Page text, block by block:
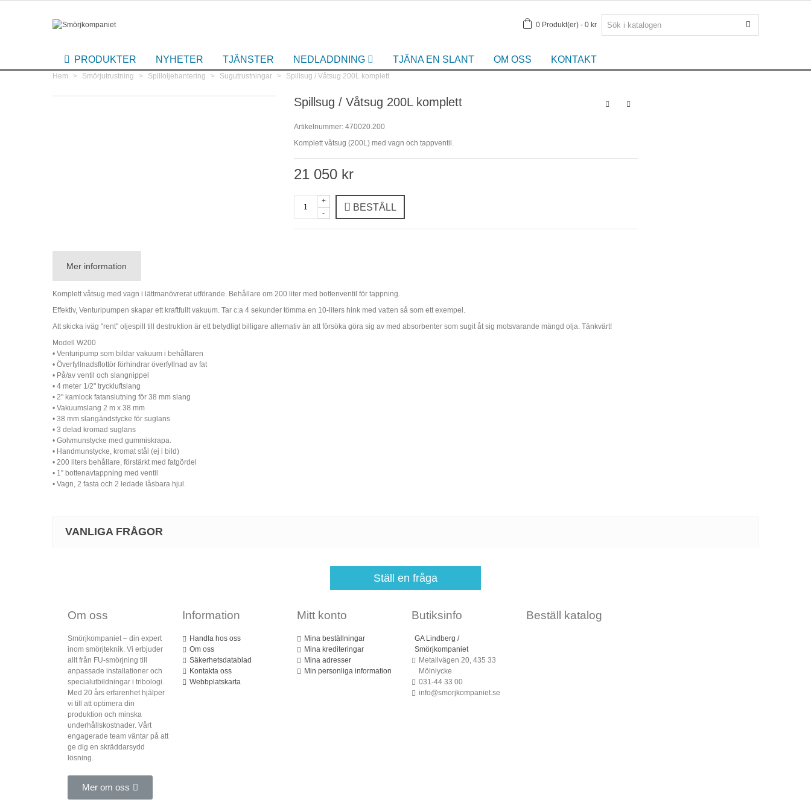
0 Produkt(er) - 0 kr
PRODUKTER NYHETER TJÄNSTER NEDLADDNING TJÄNA EN SLANT OM OSS KONTAKT
Hem > Smörjutrustning > Spilloljehantering > Sugutrustningar > Spillsug / Våtsug 200L komplett
Spillsug / Våtsug 200L komplett
Artikelnummer: 470020.200
Komplett våtsug (200L) med vagn och tappventil.
21 050 kr
-
+
BESTÄLL
Mer information
Komplett våtsug med vagn i lättmanövrerat utförande. Behållare om 200 liter med bottenventil för tappning.
Effektiv, Venturipumpen skapar ett kraftfullt vakuum. Tar c:a 4 sekunder tömma en 10-liters hink med vatten så som ett exempel.
Att skicka iväg "rent" oljespill till destruktion är ett betydligt billigare alternativ än att försöka göra sig av med absorbenter som sugit åt sig motsvarande mängd olja. Tänkvärt!
Modell W200
• Venturipump som bildar vakuum i behållaren
• Överfyllnadsflottör förhindrar överfyllnad av fat
• På/av ventil och slangnippel
• 4 meter 1/2" tryckluftslang
• 2" kamlock fatanslutning för 38 mm slang
• Vakuumslang 2 m x 38 mm
• 38 mm slangändstycke för suglans
• 3 delad kromad suglans
• Golvmunstycke med gummiskrapa.
• Handmunstycke, kromat stål (ej i bild)
• 200 liters behållare, förstärkt med fatgördel
• 1” bottenavtappning med ventil
• Vagn, 2 fasta och 2 ledade låsbara hjul.
VANLIGA FRÅGOR
Ställ en fråga
Om oss
Smörjkompaniet – din expert
inom smörjteknik. Vi erbjuder
allt från FU-smörjning till
anpassade installationer och
specialutbildningar i tribologi.
Med 20 års erfarenhet hjälper
vi till att optimera din
produktion och minska
underhållskostnader. Vårt
engagerade team väntar på att
ge dig en skräddarsydd
lösning.
Mer om oss
Information
Handla hos oss
Om oss
Säkerhetsdatablad
Kontakta oss
Webbplatskarta
Mitt konto
Mina beställningar
Mina krediteringar
Mina adresser
Min personliga information
Butiksinfo
GA Lindberg /
Smörjkompaniet
Metallvägen 20, 435 33
Mölnlycke
031-44 33 00
info@smorjkompaniet.se
Beställ katalog